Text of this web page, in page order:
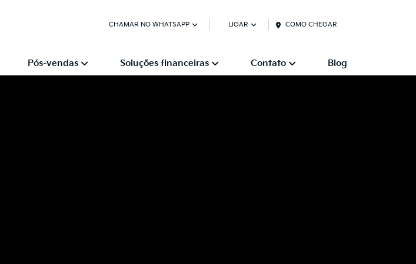
CHAMAR NO WHATSAPP LIGAR COMO CHEGAR
Pós-vendas Soluções financeiras Contato Blog